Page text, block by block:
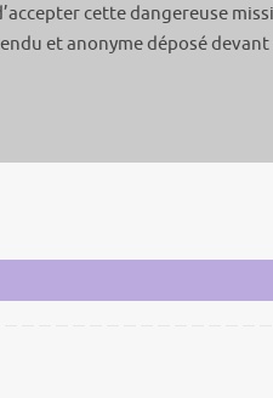
cette dangereuse
et anonyme déposé devant